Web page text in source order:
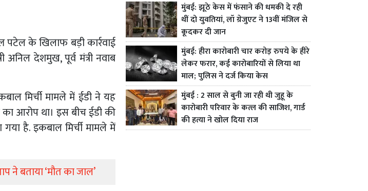
के खिलाफ बड़ी कार्रवाई
देशमुख, पूर्व मंत्री नवाब
मिर्ची मामले में ईडी ने यह
का आरोप था। इस बीच ईडी की
है. इकबाल मिर्ची मामले में
ने बताया ‘मौत का जाल’
मुंबई: झूठे केस में फंसाने की धमकी दे रही
थीं दो युवतियां, लॉ ग्रेजुएट ने 13वीं मंजिल से
कूदकर दी जान
मुंबई: हीरा कारोबारी चार करोड़ रुपये के हीरे
लेकर फरार, कई कारोबारियों से लिया था
माल; पुलिस ने दर्ज किया केस
मुंबई : 2 साल से बुनी जा रही थी जुहू के
कारोबारी परिवार के कत्ल की साजिश, गार्ड
की हत्या ने खोल दिया राज